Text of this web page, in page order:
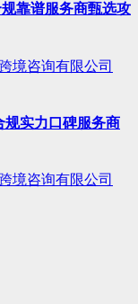
靠谱服务商甄选攻
境咨询有限公司
规实力口碑服务商
境咨询有限公司